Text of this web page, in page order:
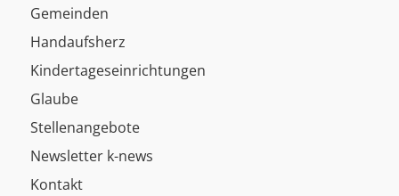
Gemeinden
Handaufsherz
Kindertageseinrichtungen
Glaube
Stellenangebote
Newsletter k-news
Kontakt